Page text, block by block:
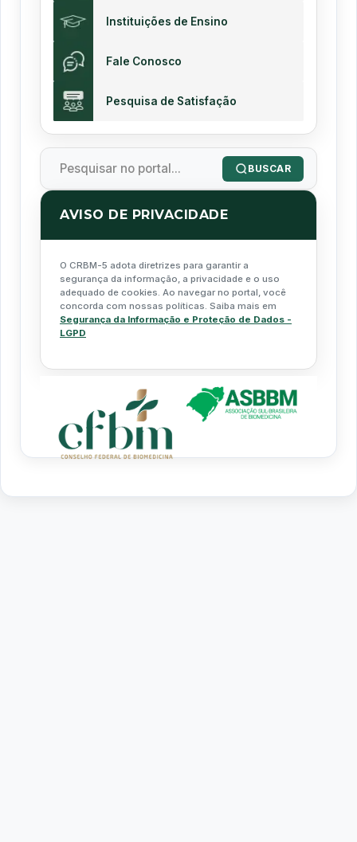
Instituições de Ensino
Fale Conosco
Pesquisa de Satisfação
BUSCAR
AVISO DE PRIVACIDADE
O CRBM-5 adota diretrizes para garantir a
segurança da informação, a privacidade e o uso
adequado de cookies. Ao navegar no portal, você
concorda com nossas políticas. Saiba mais em
Segurança da Informação e Proteção de Dados -
LGPD